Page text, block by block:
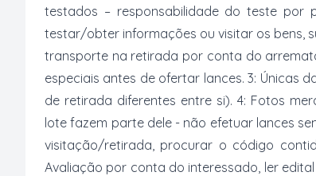
testados – responsabilidade do teste por
testar/obter informações ou visitar os bens,
transporte na retirada por conta do
especiais antes de ofertar lances. 3: Únicas
de retirada diferentes entre si). 4: Fotos
lote fazem parte dele - não efetuar lances
visitação/retirada, procurar o código
Avaliação por conta do interessado, ler